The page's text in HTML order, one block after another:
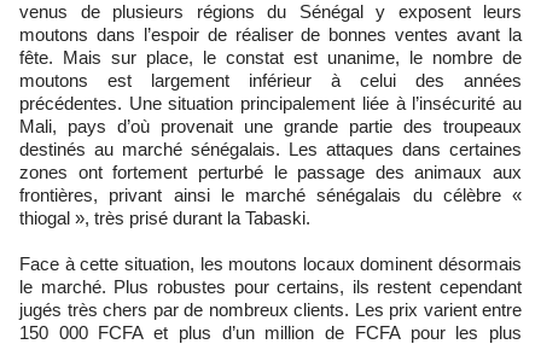
venus de plusieurs régions du Sénégal y exposent leurs
moutons dans l’espoir de réaliser de bonnes ventes avant la
fête. Mais sur place, le constat est unanime, le nombre de
moutons est largement inférieur à celui des années
précédentes. Une situation principalement liée à l’insécurité au
Mali, pays d’où provenait une grande partie des troupeaux
destinés au marché sénégalais. Les attaques dans certaines
zones ont fortement perturbé le passage des animaux aux
frontières, privant ainsi le marché sénégalais du célèbre «
thiogal », très prisé durant la Tabaski.
Face à cette situation, les moutons locaux dominent désormais
le marché. Plus robustes pour certains, ils restent cependant
jugés très chers par de nombreux clients. Les prix varient entre
150 000 FCFA et plus d’un million de FCFA pour les plus